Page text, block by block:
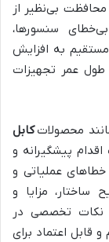
بی‌نظیر از
سنسورها،
به افزایش
طول عمر تجهیزات
محصولات کابل
پیشگیرانه و
عملیاتی و
مزایا و
نکات تخصصی در
قابل اعتماد برای